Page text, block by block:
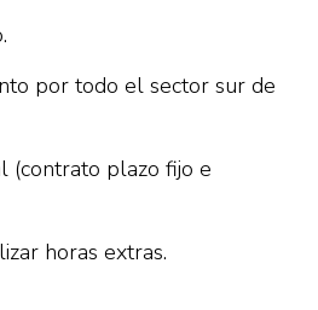
por todo el sector sur de
(contrato plazo fijo e
horas extras.